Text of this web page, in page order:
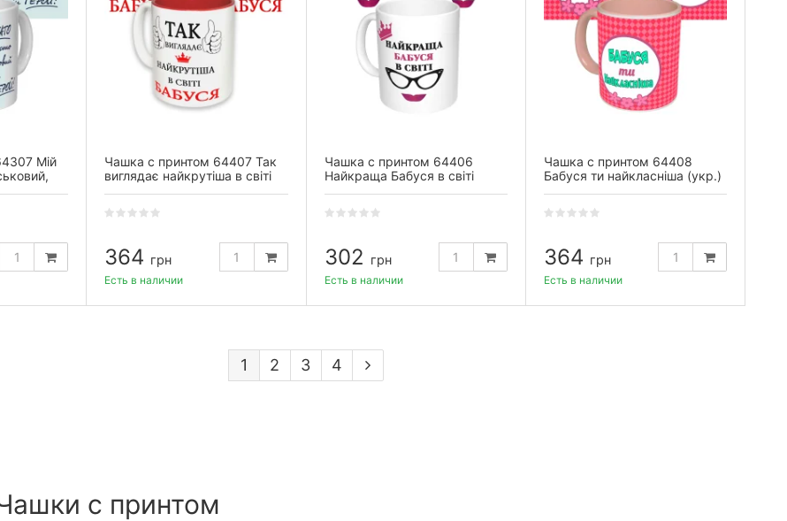
с принтом
Мій
Чашка с принтом 64407 Так
виглядає найкрутіша в світі
364 грн
Есть в наличии
Чашка с принтом 64406
Найкраща Бабуся в світі
302 грн
Есть в наличии
Чашка с принтом 64408
Бабуся ти найкласніша (укр.)
364 грн
Есть в наличии
1 2 3 4